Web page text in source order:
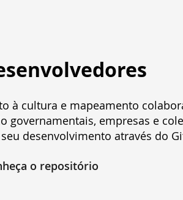
à cultura e mapeamento
governamentais, empresas e
desenvolvimento através do
o repositório